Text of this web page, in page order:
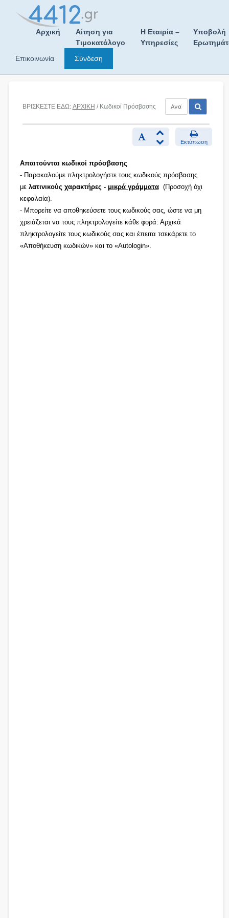
Αρχική
Αίτηση για
Τιμοκατάλογο
Η Εταιρία –
Υπηρεσίες
Υποβολή
Επικοινωνία
Σύνδεση
ΒΡΙΣΚΕΣΤΕ ΕΔΩ: ΑΡΧΙΚΗ / Κωδικοί Πρόσβασης
Εκτύπωση
Απαιτούνται κωδικοί πρόσβασης
- Παρακαλούμε πληκτρολογήστε τους κωδικούς πρόσβασης
με λατινικούς χαρακτήρες - μικρά γράμματα(Προσοχή όχι
κεφαλαία).
- Μπορείτε να αποθηκεύσετε τους κωδικούς σας, ώστε να μη
χρειάζεται να τους πληκτρολογείτε κάθε φορά: Αρχικά
πληκτρολογείτε τους κωδικούς σας και έπειτα τσεκάρετε το
«Αποθήκευση κωδικών» και το «Autologin».